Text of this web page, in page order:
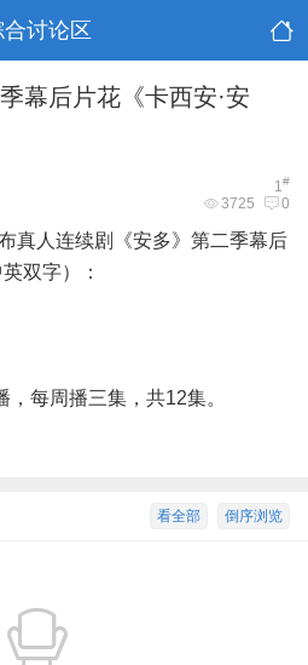
讨论区
幕后片花《卡西安·安
1#
3725 0
真人连续剧《安多》第二季幕后
双字）：
每周播三集，共12集。
倒序浏览
看全部